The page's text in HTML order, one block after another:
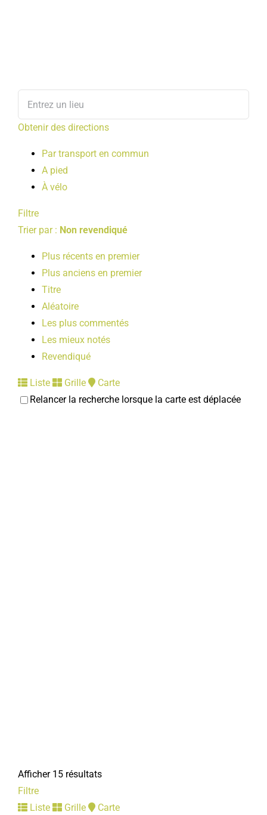
Obtenir des directions
Par transport en commun
A pied
À vélo
Filtre
Trier par : Non revendiqué
Plus récents en premier
Plus anciens en premier
Titre
Aléatoire
Les plus commentés
Les mieux notés
Revendiqué
Liste Grille
Carte
Relancer la recherche lorsque la carte est déplacée
Afficher 15 résultats
Filtre
Liste
Grille Carte